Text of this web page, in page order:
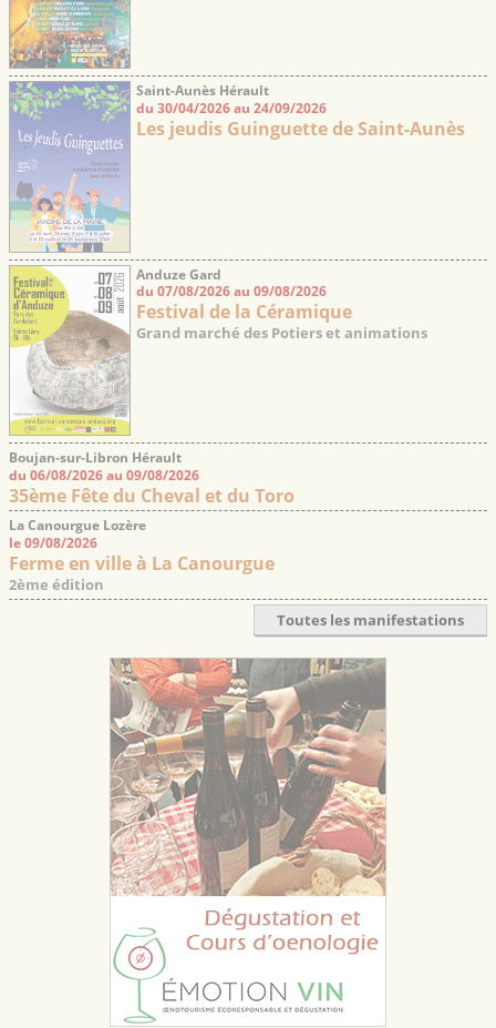
Saint-Aunès Hérault
du 30/04/2026 au 24/09/2026
Les jeudis Guinguette de Saint-Aunès
Anduze Gard
du 07/08/2026 au 09/08/2026
Festival de la Céramique
Grand marché des Potiers et animations
Boujan-sur-Libron Hérault
du 06/08/2026 au 09/08/2026
35ème Fête du Cheval et du Toro
La Canourgue Lozère
le 09/08/2026
Ferme en ville à La Canourgue
2ème édition
Toutes les manifestations